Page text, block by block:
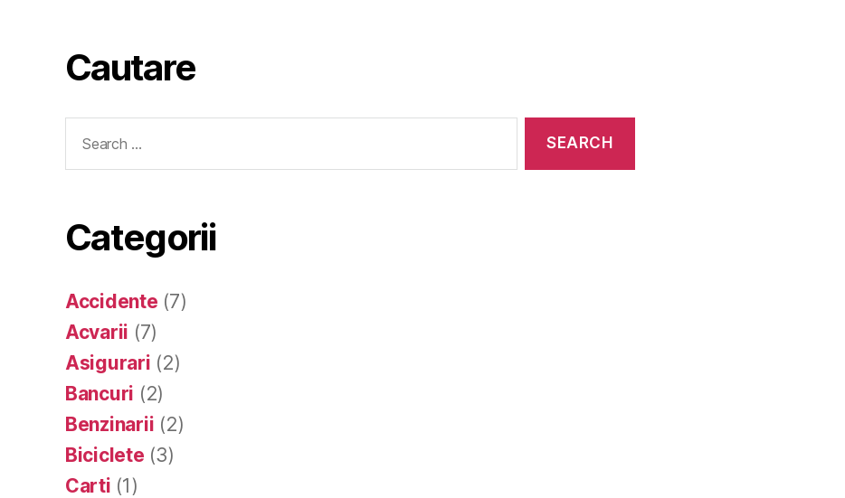
Cautare
for:
Categorii
Accidente (7)
Acvarii (7)
Asigurari (2)
Bancuri (2)
Benzinarii (2)
Biciclete (3)
Carti (1)